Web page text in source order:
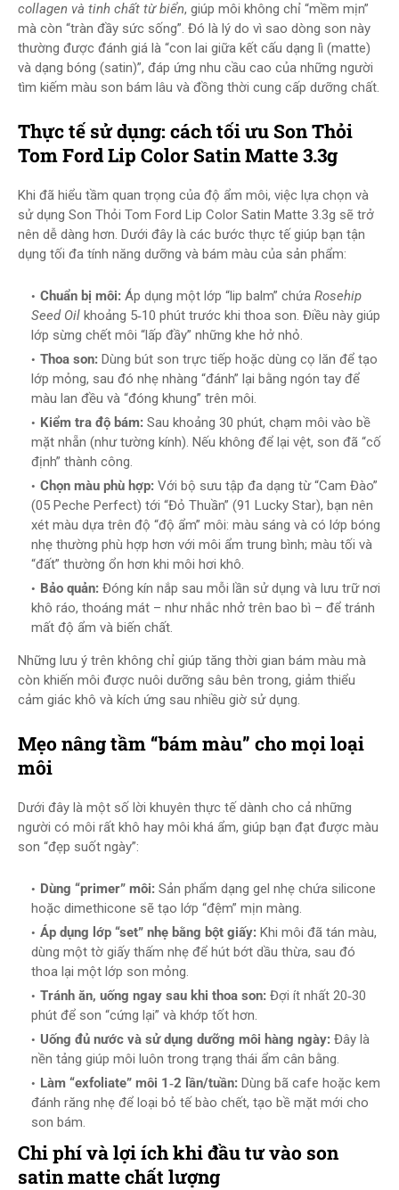
collagen và tinh chất từ biển, giúp môi không chỉ “mềm mịn”
mà còn “tràn đầy sức sống”. Đó là lý do vì sao dòng son này
thường được đánh giá là “con lai giữa kết cấu dạng lì (matte)
và dạng bóng (satin)”, đáp ứng nhu cầu cao của những người
tìm kiếm màu son bám lâu và đồng thời cung cấp dưỡng chất.
Thực tế sử dụng: cách tối ưu Son Thỏi
Tom Ford Lip Color Satin Matte 3.3g
Khi đã hiểu tầm quan trọng của độ ẩm môi, việc lựa chọn và
sử dụng Son Thỏi Tom Ford Lip Color Satin Matte 3.3g sẽ trở
nên dễ dàng hơn. Dưới đây là các bước thực tế giúp bạn tận
dụng tối đa tính năng dưỡng và bám màu của sản phẩm:
Chuẩn bị môi: Áp dụng một lớp “lip balm” chứa Rosehip
Seed Oil khoảng 5‑10 phút trước khi thoa son. Điều này giúp
lớp sừng chết môi “lấp đầy” những khe hở nhỏ.
Thoa son: Dùng bút son trực tiếp hoặc dùng cọ lăn để tạo
lớp mỏng, sau đó nhẹ nhàng “đánh” lại bằng ngón tay để
màu lan đều và “đóng khung” trên môi.
Kiểm tra độ bám: Sau khoảng 30 phút, chạm môi vào bề
mặt nhẵn (như tường kính). Nếu không để lại vệt, son đã “cố
định” thành công.
Chọn màu phù hợp: Với bộ sưu tập đa dạng từ “Cam Đào”
(05 Peche Perfect) tới “Đỏ Thuần” (91 Lucky Star), bạn nên
xét màu dựa trên độ “độ ẩm” môi: màu sáng và có lớp bóng
nhẹ thường phù hợp hơn với môi ẩm trung bình; màu tối và
“đất” thường ổn hơn khi môi hơi khô.
Bảo quản: Đóng kín nắp sau mỗi lần sử dụng và lưu trữ nơi
khô ráo, thoáng mát – như nhắc nhở trên bao bì – để tránh
mất độ ẩm và biến chất.
Những lưu ý trên không chỉ giúp tăng thời gian bám màu mà
còn khiến môi được nuôi dưỡng sâu bên trong, giảm thiểu
cảm giác khô và kích ứng sau nhiều giờ sử dụng.
Mẹo nâng tầm “bám màu” cho mọi loại
môi
Dưới đây là một số lời khuyên thực tế dành cho cả những
người có môi rất khô hay môi khá ẩm, giúp bạn đạt được màu
son “đẹp suốt ngày”:
Dùng “primer” môi: Sản phẩm dạng gel nhẹ chứa silicone
hoặc dimethicone sẽ tạo lớp “đệm” mịn màng.
Áp dụng lớp “set” nhẹ bằng bột giấy: Khi môi đã tán màu,
dùng một tờ giấy thấm nhẹ để hút bớt dầu thừa, sau đó
thoa lại một lớp son mỏng.
Tránh ăn, uống ngay sau khi thoa son: Đợi ít nhất 20‑30
phút để son “cứng lại” và khớp tốt hơn.
Uống đủ nước và sử dụng dưỡng môi hàng ngày: Đây là
nền tảng giúp môi luôn trong trạng thái ẩm cân bằng.
Làm “exfoliate” môi 1‑2 lần/tuần: Dùng bã cafe hoặc kem
đánh răng nhẹ để loại bỏ tế bào chết, tạo bề mặt mới cho
son bám.
Chi phí và lợi ích khi đầu tư vào son
satin matte chất lượng